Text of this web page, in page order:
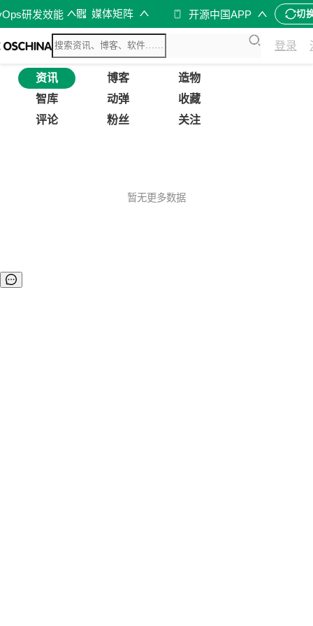
研发效能 媒体矩阵 开源中国APP 切
登录
资讯 博客
造物
智库
动弹
收藏
评论
粉丝 关注
暂无更多数据